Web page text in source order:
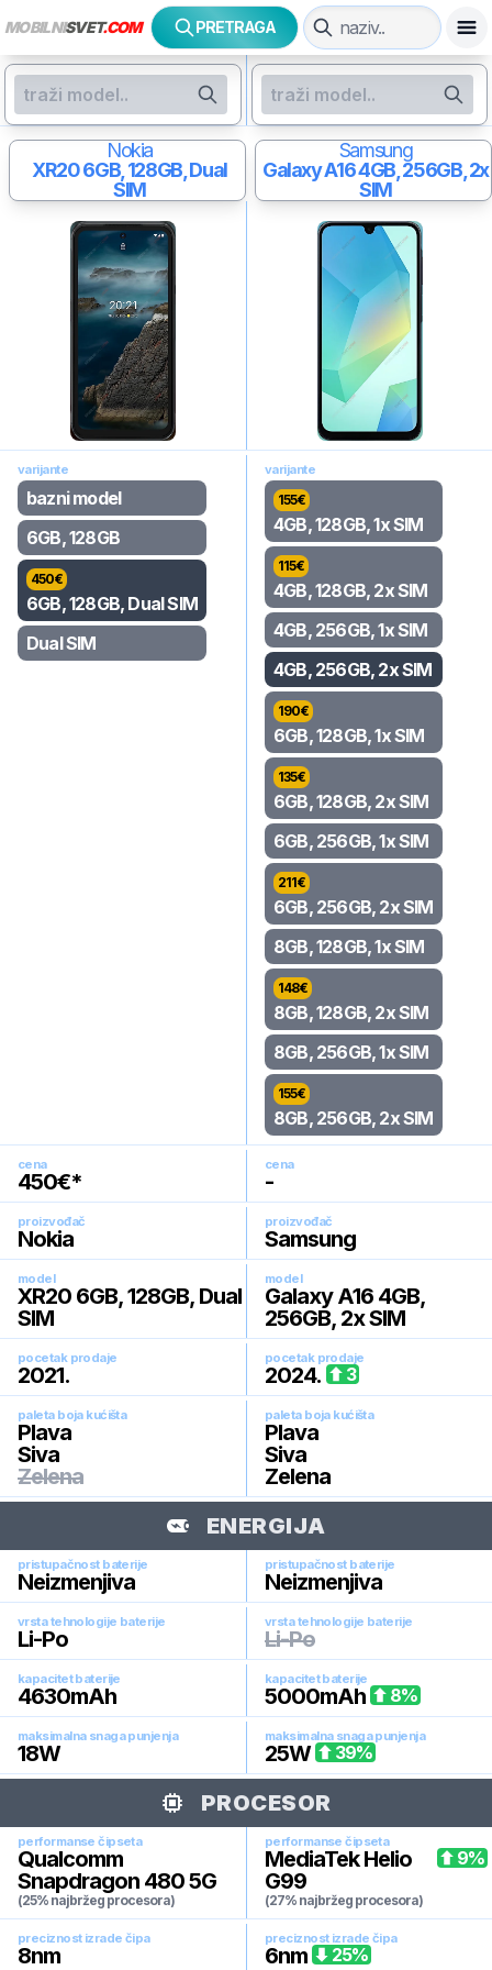
MOBILNISVET.COM PRETRAGA
Nokia
XR206GB, 128GB, Dual
SIM
Samsung
Galaxy A164GB, 256GB, 2x
SIM
varijante
bazni model
6GB, 128GB
450€
6GB, 128GB, Dual SIM
Dual SIM
varijante
155€
4GB, 128GB, 1x SIM
115€
4GB, 128GB, 2x SIM
4GB, 256GB, 1x SIM
4GB, 256GB, 2x SIM
190€
6GB, 128GB, 1x SIM
135€
6GB, 128GB, 2x SIM
6GB, 256GB, 1x SIM
211€
6GB, 256GB, 2x SIM
8GB, 128GB, 1x SIM
148€
8GB, 128GB, 2x SIM
8GB, 256GB, 1x SIM
155€
8GB, 256GB, 2x SIM
cena
450€*
cena
-
proizvođač
Nokia
proizvođač
Samsung
model
XR20 6GB, 128GB, Dual
SIM
model
Galaxy A16 4GB,
256GB, 2x SIM
pocetak prodaje
2021.
pocetak prodaje
2024. 3
paleta boja kućišta
Plava
Siva
Zelena
paleta boja kućišta
Plava
Siva
Zelena
ENERGIJA
pristupačnost baterije
Neizmenjiva
pristupačnost baterije
Neizmenjiva
vrsta tehnologije baterije
Li-Po
vrsta tehnologije baterije
Li-Po
kapacitet baterije
4630mAh
kapacitet baterije
5000mAh 8%
maksimalna snaga punjenja
18W
maksimalna snaga punjenja
25W 39%
PROCESOR
performanse čipseta
Qualcomm
Snapdragon 480 5G
(25% najbržeg procesora)
performanse čipseta
MediaTek Helio
G99
(27% najbržeg procesora)
9%
preciznost izrade čipa
8nm
preciznost izrade čipa
6nm 25%